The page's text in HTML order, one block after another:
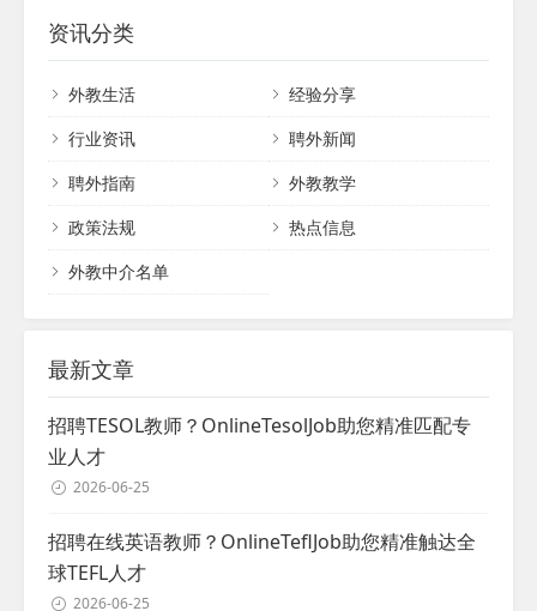
资讯分类
外教生活
经验分享
行业资讯
聘外新闻
聘外指南
外教教学
政策法规
热点信息
外教中介名单
最新文章
招聘TESOL教师？OnlineTesolJob助您精准匹配专
业人才
2026-06-25
招聘在线英语教师？OnlineTeflJob助您精准触达全
球TEFL人才
2026-06-25